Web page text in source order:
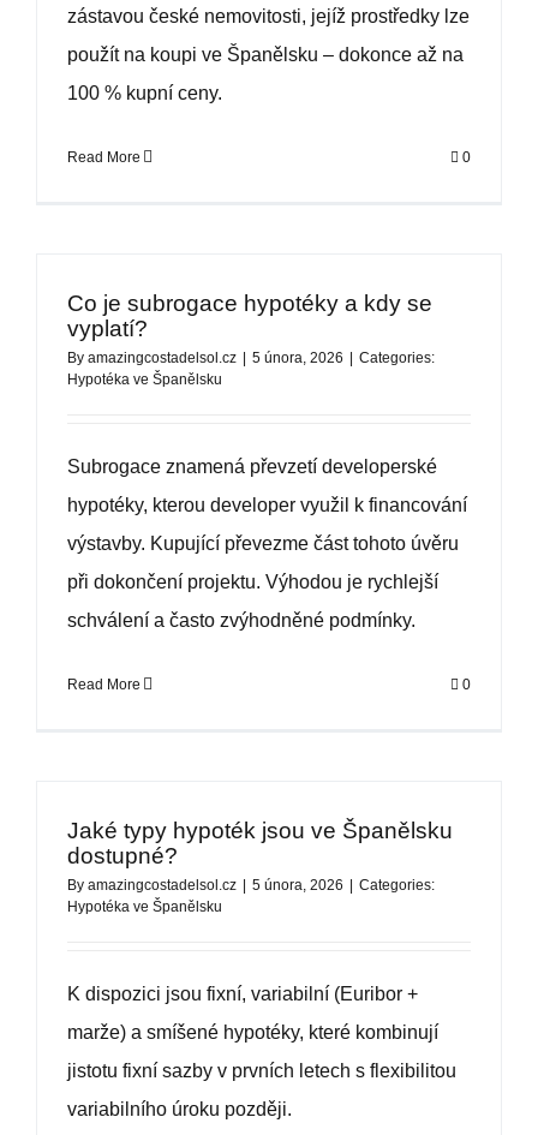
zástavou české nemovitosti, jejíž prostředky lze
použít na koupi ve Španělsku – dokonce až na
100 % kupní ceny.
Read More 0
Co je subrogace hypotéky a kdy se
vyplatí?
By amazingcostadelsol.cz 5 února, 2026
Categories:
Hypotéka ve Španělsku
Subrogace znamená převzetí developerské
hypotéky, kterou developer využil k financování
výstavby. Kupující převezme část tohoto úvěru
při dokončení projektu. Výhodou je rychlejší
schválení a často zvýhodněné podmínky.
Read More 0
Jaké typy hypoték jsou ve Španělsku
dostupné?
By amazingcostadelsol.cz 5 února, 2026
Categories:
Hypotéka ve Španělsku
K dispozici jsou fixní, variabilní (Euribor +
marže) a smíšené hypotéky, které kombinují
jistotu fixní sazby v prvních letech s flexibilitou
variabilního úroku později.